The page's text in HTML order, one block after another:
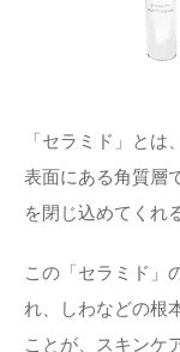
「セラミド」と
表面にある角質層
を閉じ込めてくれ
この「セラミド」
れ、しわなどの根
ことが、スキンケ